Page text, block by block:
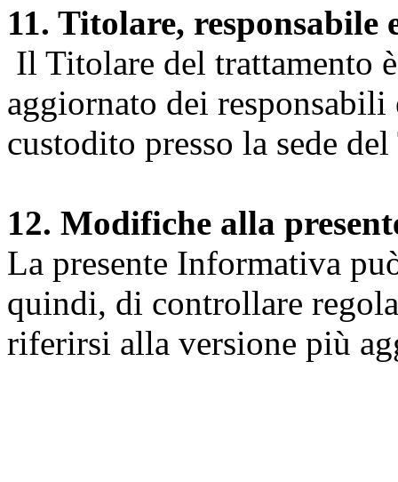
11. Titolare, responsabile
Il Titolare del trattamento
aggiornato dei
custodito presso la sede
12. Modifiche alla
La presente Informativa
quindi, di controllare
riferirsi alla versione più